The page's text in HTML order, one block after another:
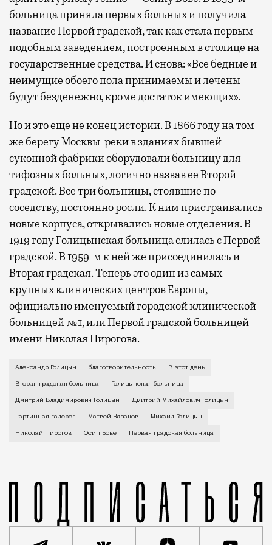
больница приняла первых больных и получила
название Первой градской, так как стала первым
подобным заведением, построенным в столице на
государственные средства. И снова: «Все бедные и
неимущие обоего пола принимаемы и лечены
будут безденежно, кроме достаток имеющих».
Но и это еще не конец истории. В 1866 году на том
же берегу Москвы-реки в зданиях бывшей
суконной фабрики оборудовали больницу для
тифозных больных, логично назвав ее Второй
градской. Все три больницы, стоявшие по
соседству, постоянно росли. К ним пристраивались
новые корпуса, открывались новые отделения. В
1919 году Голицынская больница слилась с Первой
градской. В 1959-м к ней же присоединилась и
Вторая градская. Теперь это один из самых
крупных клинических центров Европы,
официально именуемый городской клинической
больницей №1, или Первой градской больницей
имени Николая Пирогова.
И москвичи, и жители великого российского
Александр Голицын благотворительность В этот день
Вторая градская больница Голицынская больница
Дмитрий Владимирович Голицын Дмитрий Михайлович Голицын
картинная галерея Матвей Казаков Михаил Голицын
Николай Пирогов Осип Бове Первая градская больница